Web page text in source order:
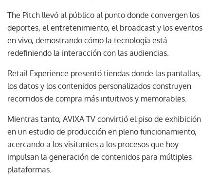
The Pitch llevó al público al punto donde convergen los
deportes, el entretenimiento, el broadcast y los eventos
en vivo, demostrando cómo la tecnología está
redefiniendo la interacción con las audiencias.
Retail Experience presentó tiendas donde las pantallas,
los datos y los contenidos personalizados construyen
recorridos de compra más intuitivos y memorables.
Mientras tanto, AVIXA TV convirtió el piso de exhibición
en un estudio de producción en pleno funcionamiento,
acercando a los visitantes a los procesos que hoy
impulsan la generación de contenidos para múltiples
plataformas.